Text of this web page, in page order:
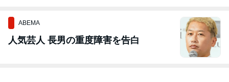
ABEMA
人気芸人 長男の重度障害を告白